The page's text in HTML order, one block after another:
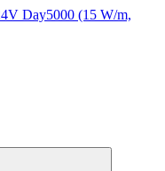
Day5000 (15 W/m,